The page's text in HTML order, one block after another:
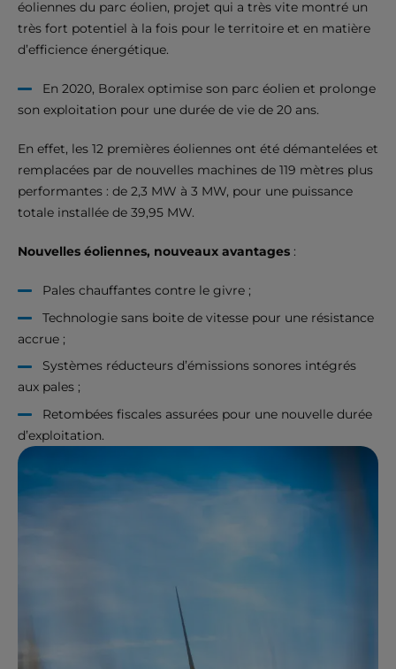
éoliennes du parc éolien, projet qui a très vite montré un
très fort potentiel à la fois pour le territoire et en matière
d’efficience énergétique.
En 2020, Boralex optimise son parc éolien et prolonge
son exploitation pour une durée de vie de 20 ans.
En effet, les 12 premières éoliennes ont été démantelées et
remplacées par de nouvelles machines de 119 mètres plus
performantes : de 2,3 MW à 3 MW, pour une puissance
totale installée de 39,95 MW.
Nouvelles éoliennes, nouveaux avantages :
Pales chauffantes contre le givre ;
Technologie sans boite de vitesse pour une résistance
accrue ;
Systèmes réducteurs d’émissions sonores intégrés
aux pales ;
Retombées fiscales assurées pour une nouvelle durée
d’exploitation.